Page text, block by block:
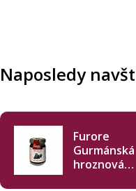
Naposledy
Furore
Gurmánská
hroznová